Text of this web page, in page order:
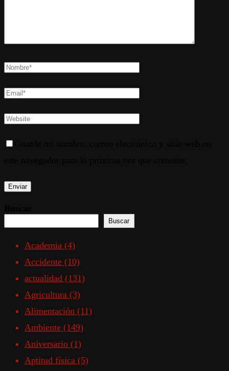
Buscar
Academia (4)
Accidente (10)
actualidad (131)
Agricultura (3)
Alimentación (11)
Ambiente (149)
Aniversario (1)
Aptitud física (5)